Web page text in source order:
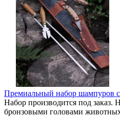
Премиальный набор шампуров
Набор производится под заказ.
бронзовыми головами